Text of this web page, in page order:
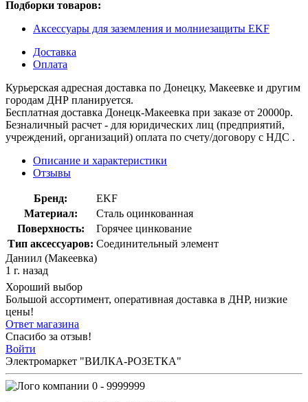
Подборки товаров:
Аксессуары для заземления и молниезащиты EKF
Доставка
Оплата
Курьерская адресная доставка по Донецку, Макеевке и другим
городам ДНР планируется.
Бесплатная доставка Донецк-Макеевка при заказе от 20000р.
Безналичный расчет - для юридических лиц (предприятий,
учреждений, организаций) оплата по счету/договору с НДС .
Описание и характеристики
Отзывы
Бренд:
EKF
Материал:
Сталь оцинкованная
Поверхность:
Горячее цинкование
Тип аксессуаров: Соединительный элемент
Даниил (Макеевка)
1 г. назад
Хороший выбор
Большой ассортимент, оперативная доставка в ДНР, низкие
цены!
Ответ магазина
Спасибо за отзыв!
Войти
Электромаркет "ВИЛКА-РОЗЕТКА"
0 - 9999999